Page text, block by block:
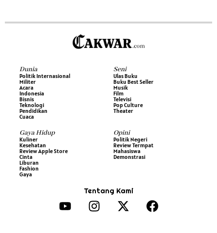
Dunia
Politik Internasional
Militer
Acara
Indonesia
Bisnis
Teknologi
Pendidikan
Cuaca
Seni
Ulas Buku
Buku Best Seller
Musik
Film
Televisi
Pop Culture
Theater
Gaya Hidup
Kuliner
Kesehatan
Review Apple Store
Cinta
Liburan
Fashion
Gaya
Opini
Politik Negeri
Review Termpat
Mahasiswa
Demonstrasi
Tentang Kami